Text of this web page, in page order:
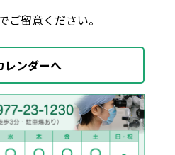
ご留意ください。
レンダーへ